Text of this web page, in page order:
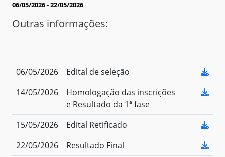
06/05/2026 - 22/05/2026
Outras informações:
06/05/2026
Edital de seleção
14/05/2026
Homologação das inscrições
e Resultado da 1ª fase
15/05/2026
Edital Retificado
22/05/2026
Resultado Final